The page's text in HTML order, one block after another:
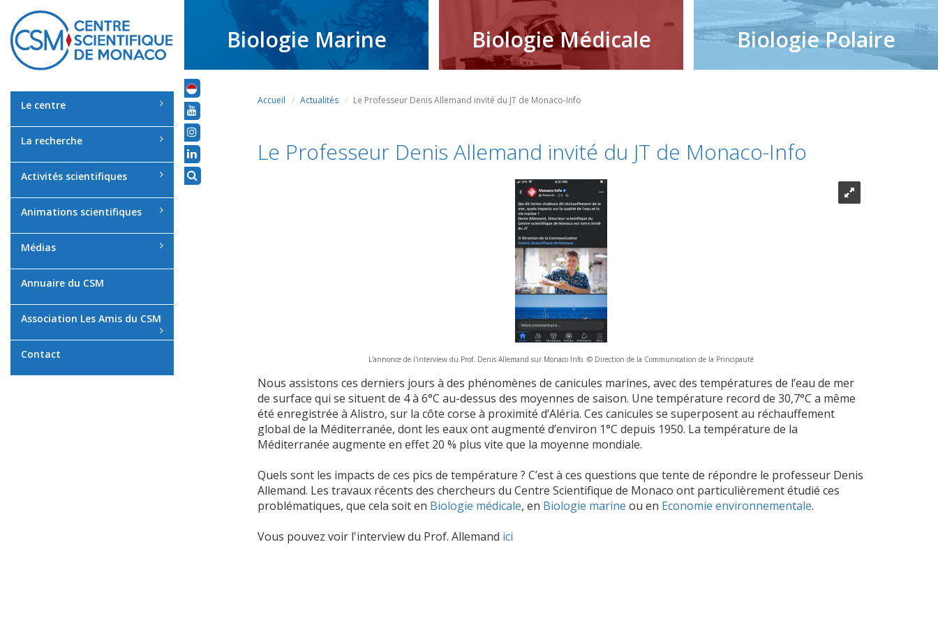
Le centre
La recherche
Activités scientifiques
Animations scientifiques
Médias
Annuaire du CSM
Association Les Amis du CSM
Contact
Biologie Marine Biologie Médicale Biologie Polaire
Accueil Actualités Le Professeur Denis Allemand invité du JT de Monaco-Info
Le Professeur Denis Allemand invité du JT de Monaco-Info
L'annonce de l'interview du Prof. Denis Allemand sur Monaco Info. © Direction de la Communication de la Principauté
Nous assistons ces derniers jours à des phénomènes de canicules marines, avec des températures de l’eau de mer
de surface qui se situent de 4 à 6°C au-dessus des moyennes de saison. Une température record de 30,7°C a même
été enregistrée à Alistro, sur la côte corse à proximité d’Aléria. Ces canicules se superposent au réchauffement
global de la Méditerranée, dont les eaux ont augmenté d’environ 1°C depuis 1950. La température de la
Méditerranée augmente en effet 20 % plus vite que la moyenne mondiale.
Quels sont les impacts de ces pics de température ? C’est à ces questions que tente de répondre le professeur Denis
Allemand. Les travaux récents des chercheurs du Centre Scientifique de Monaco ont particulièrement étudié ces
problématiques, que cela soit en Biologie médicale, en Biologie marine ou en Economie environnementale.
Vous pouvez voir l'interview du Prof. Allemand ici